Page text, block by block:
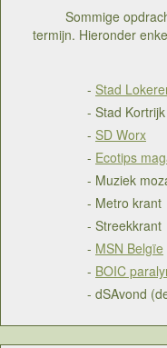
Sommige
termijn. Hieronder
- Stad
- Stad
- SD Worx
- Ecotips
- Muziek
- Metro krant
- Streekkrant
- MSN Belgïe
- BOIC
- dSAvond